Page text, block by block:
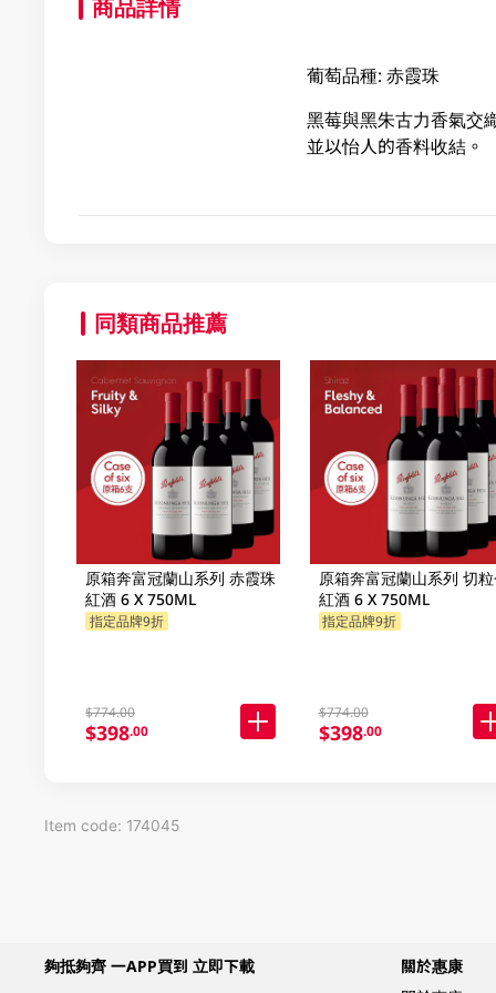
商品詳情
葡萄品種: 赤霞珠
黑莓與黑朱古力香氣交
並以怡人的香料收結。
同類商品推薦
原箱奔富冠蘭山系列 赤霞珠
紅酒 6 X 750ML
指定品牌9折
$774.00
$398.00
原箱奔富冠蘭山系列 切
紅酒 6 X 750ML
指定品牌9折
$774.00
$398.00
Item code: 174045
夠抵夠齊 一APP買到 立即下載
關於惠康